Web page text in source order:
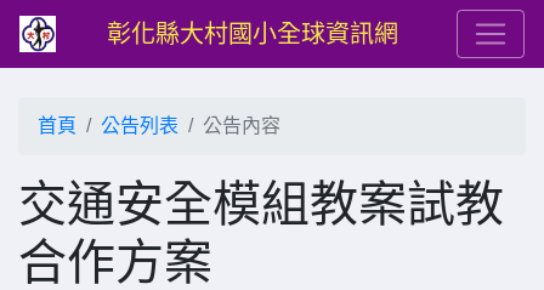
彰化縣大村國小全球資訊網
首頁 公告列表 公告內容
交通安全模組教案試教
合作方案